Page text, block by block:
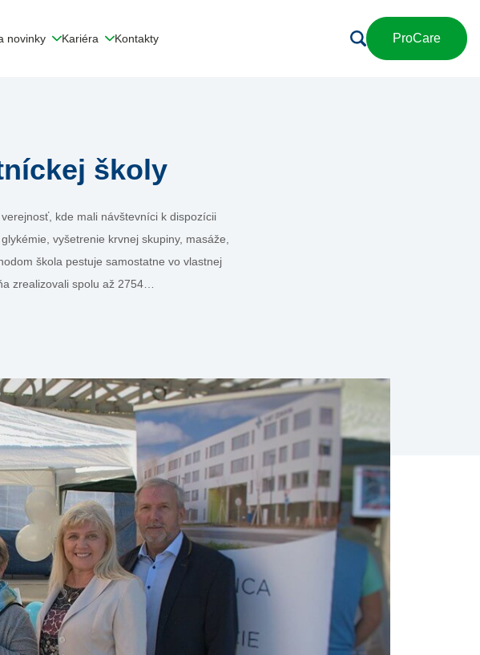
novinky Kariéra Kontakty ProCare
školy
kde mali návštevníci k dispozícii
vyšetrenie krvnej skupiny, masáže,
škola pestuje samostatne vo vlastnej
zrealizovali spolu až 2754…